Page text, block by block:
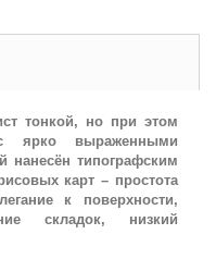
тонкой, но при этом
ярко выраженными
нанесён типографским
карт – простота
к поверхности,
складок, низкий